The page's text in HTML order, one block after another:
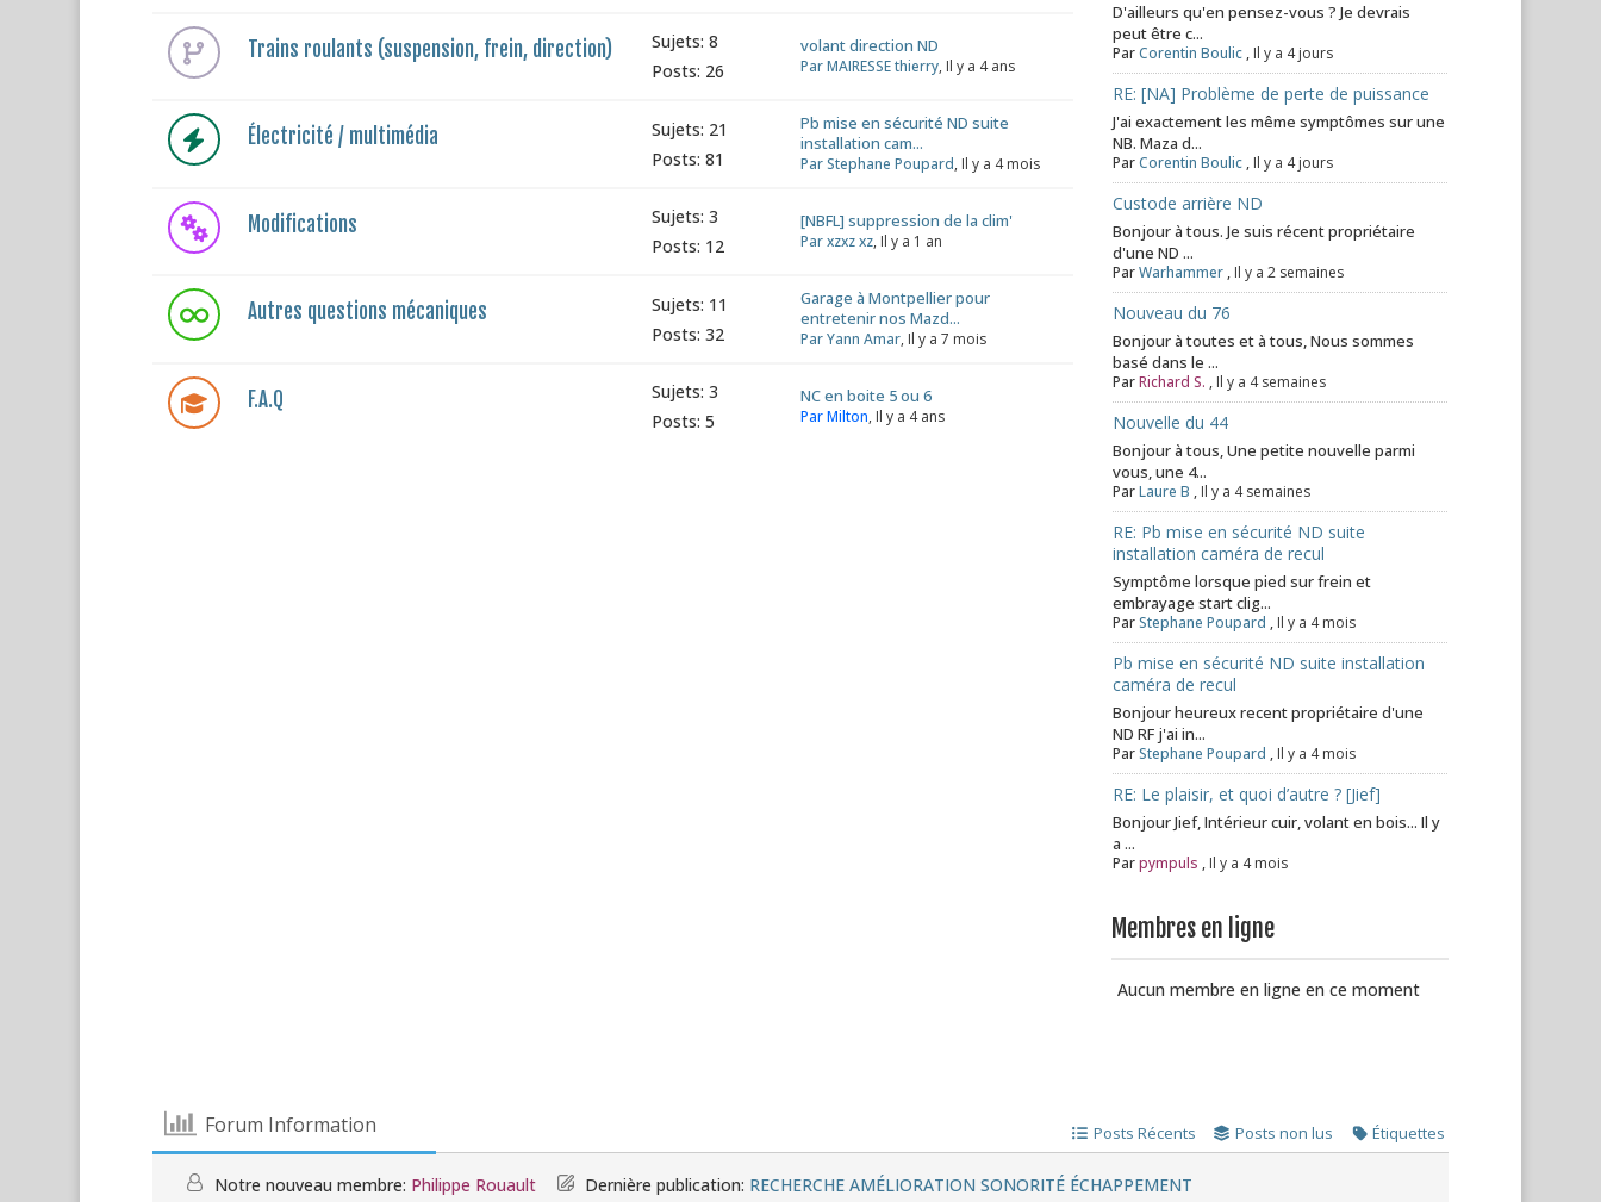
Trains roulants (suspension, frein, direction)
Sujets: 8
Posts: 26
volant direction ND
Par MAIRESSE thierry, Il y a 4 ans
Électricité / multimédia
Sujets: 21
Posts: 81
Pb mise en sécurité ND suite
installation cam...
Par Stephane Poupard, Il y a 4 mois
Modifications
Sujets: 3
Posts: 12
[NBFL] suppression de la clim'
Par xzxz xz, Il y a 1 an
Autres questions mécaniques
Sujets: 11
Posts: 32
Garage à Montpellier pour
entretenir nos Mazd...
Par Yann Amar, Il y a 7 mois
F.A.Q
Sujets: 3
Posts: 5
NC en boite 5 ou 6
Par Milton, Il y a 4 ans
D'ailleurs qu'en pensez-vous ? Je devrais
peut être c...
ParCorentin Boulic , Il y a 4 jours
RE: [NA] Problème de perte de puissance
J'ai exactement les même symptômes sur une
NB. Maza d...
ParCorentin Boulic , Il y a 4 jours
Custode arrière ND
Bonjour à tous. Je suis récent propriétaire
d'une ND ...
ParWarhammer , Il y a 2 semaines
Nouveau du 76
Bonjour à toutes et à tous, Nous sommes
basé dans le ...
ParRichard S. , Il y a 4 semaines
Nouvelle du 44
Bonjour à tous, Une petite nouvelle parmi
vous, une 4...
ParLaure B , Il y a 4 semaines
RE: Pb mise en sécurité ND suite
installation caméra de recul
Symptôme lorsque pied sur frein et
embrayage start clig...
ParStephane Poupard , Il y a 4 mois
Pb mise en sécurité ND suite installation
caméra de recul
Bonjour heureux recent propriétaire d'une
ND RF j'ai in...
ParStephane Poupard , Il y a 4 mois
RE: Le plaisir, et quoi d’autre ? [Jief]
Bonjour Jief, Intérieur cuir, volant en bois... Il y
a ...
Parpympuls , Il y a 4 mois
Membres en ligne
Aucun membre en ligne en ce moment
Forum Information Posts Récents Posts non lus Étiquettes
Notre nouveau membre: Philippe Rouault Dernière publication: RECHERCHE AMÉLIORATION SONORITÉ ÉCHAPPEMENT